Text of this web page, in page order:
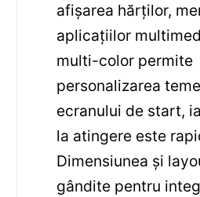
afișarea hărților,
aplicațiilor
multi-color permite
personalizarea
ecranului de start,
la atingere este
Dimensiunea și
gândite pentru